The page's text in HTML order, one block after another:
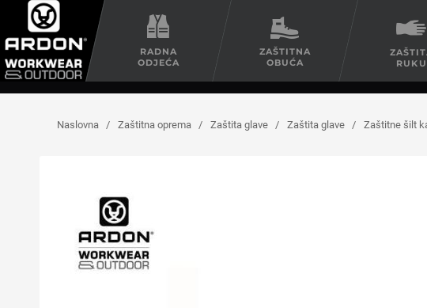
RADNA
ODJEĆA
ZAŠTITNA
OBUĆA
RUKU
Naslovna / Zaštitna oprema / Zaštita glave / Zaštita glave / Zaštitne šilt